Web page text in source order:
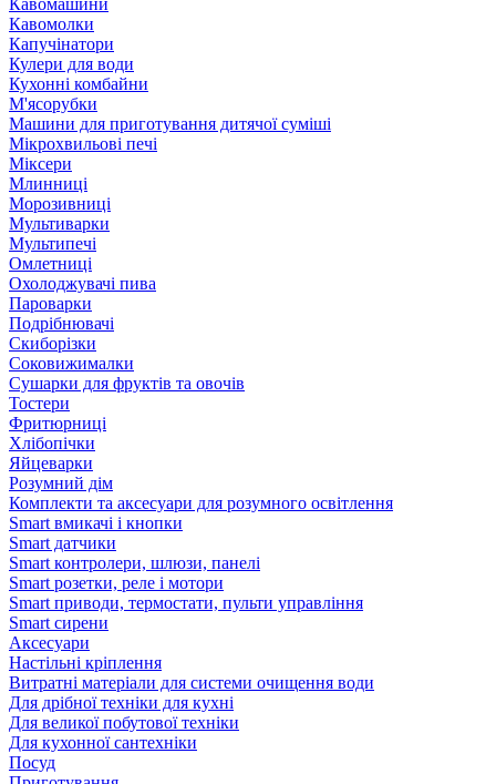
Кавомашини
Кавомолки
Капучінатори
Кулери для води
Кухонні комбайни
М'ясорубки
Машини для приготування дитячої суміші
Мікрохвильові печі
Міксери
Млинниці
Морозивниці
Мультиварки
Мультипечі
Омлетниці
Охолоджувачі пива
Пароварки
Подрібнювачі
Скиборізки
Соковижималки
Сушарки для фруктів та овочів
Тостери
Фритюрниці
Хлібопічки
Яйцеварки
Розумний дім
Комплекти та аксесуари для розумного освітлення
Smart вмикачі і кнопки
Smart датчики
Smart контролери, шлюзи, панелі
Smart розетки, реле і мотори
Smart приводи, термостати, пульти управління
Smart сирени
Аксесуари
Настільні кріплення
Витратні матеріали для системи очищення води
Для дрібної техніки для кухні
Для великої побутової техніки
Для кухонної сантехніки
Посуд